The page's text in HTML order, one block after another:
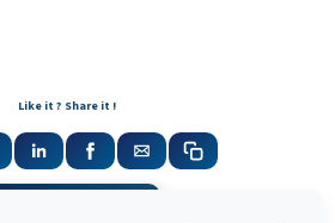
Like it ? Share it !